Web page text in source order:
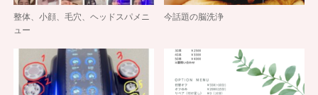
整体、小顔、毛穴、ヘッドスパメニ
ュー
今話題の脳洗浄